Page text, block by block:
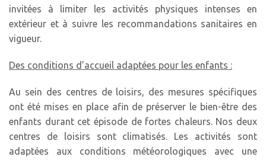
invitées à limiter les activités physiques intenses en
extérieur et à suivre les recommandations sanitaires en
vigueur.
Des conditions d’accueil adaptées pour les enfants :
Au sein des centres de loisirs, des mesures spécifiques
ont été mises en place afin de préserver le bien-être des
enfants durant cet épisode de fortes chaleurs. Nos deux
centres de loisirs sont climatisés. Les activités sont
adaptées aux conditions météorologiques avec une